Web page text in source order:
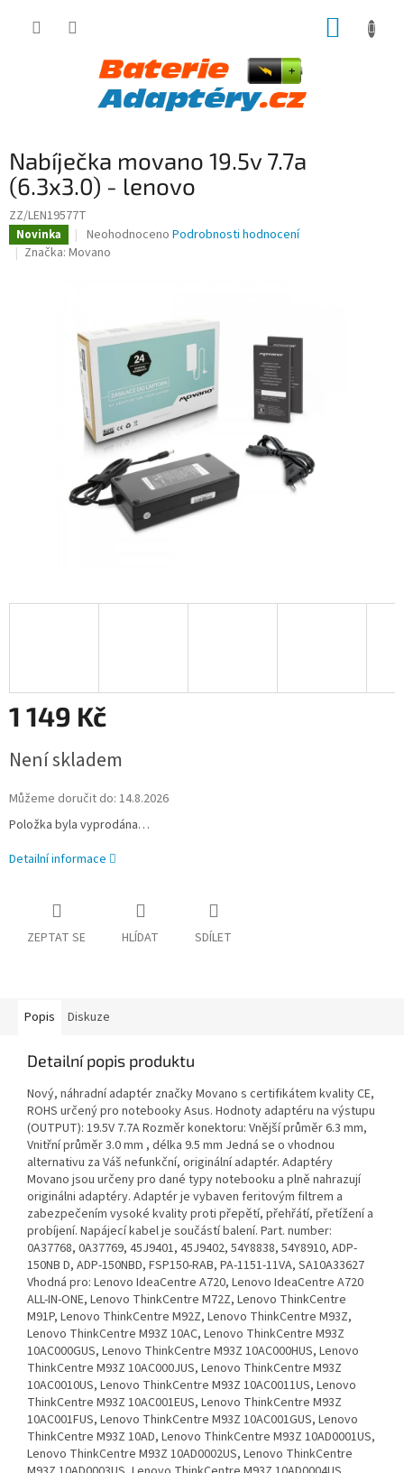
Nabíječka movano 19.5v 7.7a
(6.3x3.0) - lenovo
ZZ/LEN19577T
Novinka
Průměrné
hodnocení
5
hvězdiček.
Neohodnoceno Podrobnosti hodnocení
Značka: Movano
1 149 Kč
cena:
Není skladem
Můžeme doručit do: 14.8.2026
Položka byla vyprodána…
Detailní informace
ZEPTAT SE HLÍDAT SDÍLET
Popis Diskuze
Detailní popis produktu
Nový, náhradní adaptér značky Movano s certifikátem kvality CE,
ROHS určený pro notebooky Asus. Hodnoty adaptéru na výstupu
(OUTPUT): 19.5V 7.7A Rozměr konektoru: Vnější průměr 6.3 mm,
Vnitřní průměr 3.0 mm , délka 9.5 mm Jedná se o vhodnou
alternativu za Váš nefunkční, originální adaptér. Adaptéry
Movano jsou určeny pro dané typy notebooku a plně nahrazují
originálni adaptéry. Adaptér je vybaven feritovým filtrem a
zabezpečením vysoké kvality proti přepětí, přehřátí, přetížení a
probíjení. Napájecí kabel je součástí balení. Part. number:
0A37768, 0A37769, 45J9401, 45J9402, 54Y8838, 54Y8910, ADP-
150NB D, ADP-150NBD, FSP150-RAB, PA-1151-11VA, SA10A33627
Vhodná pro: Lenovo IdeaCentre A720, Lenovo IdeaCentre A720
ALL-IN-ONE, Lenovo ThinkCentre M72Z, Lenovo ThinkCentre
M91P, Lenovo ThinkCentre M92Z, Lenovo ThinkCentre M93Z,
Lenovo ThinkCentre M93Z 10AC, Lenovo ThinkCentre M93Z
10AC000GUS, Lenovo ThinkCentre M93Z 10AC000HUS, Lenovo
ThinkCentre M93Z 10AC000JUS, Lenovo ThinkCentre M93Z
10AC0010US, Lenovo ThinkCentre M93Z 10AC0011US, Lenovo
ThinkCentre M93Z 10AC001EUS, Lenovo ThinkCentre M93Z
10AC001FUS, Lenovo ThinkCentre M93Z 10AC001GUS, Lenovo
ThinkCentre M93Z 10AD, Lenovo ThinkCentre M93Z 10AD0001US,
Lenovo ThinkCentre M93Z 10AD0002US, Lenovo ThinkCentre